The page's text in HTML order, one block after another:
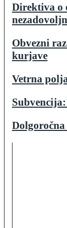
Direktiva o
Obvezni
kurjave
Vetrna